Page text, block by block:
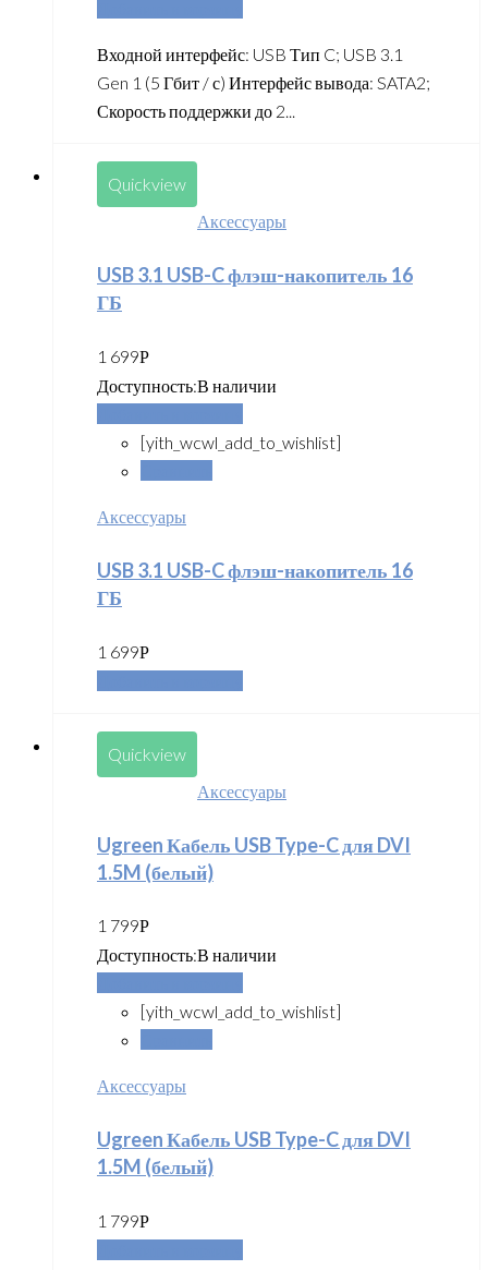
Входной интерфейс: USB Тип C; USB 3.1
Gen 1 (5 Гбит / с) Интерфейс вывода: SATA2;
Скорость поддержки до 2...
Quickview
Аксессуары
USB 3.1 USB-C флэш-накопитель 16
ГБ
1 699Р
Доступность:В наличии
[yith_wcwl_add_to_wishlist]
Аксессуары
USB 3.1 USB-C флэш-накопитель 16
ГБ
1 699Р
Quickview
Аксессуары
Ugreen Кабель USB Type-C для DVI
1.5M (белый)
1 799Р
Доступность:В наличии
[yith_wcwl_add_to_wishlist]
Аксессуары
Ugreen Кабель USB Type-C для DVI
1.5M (белый)
1 799Р